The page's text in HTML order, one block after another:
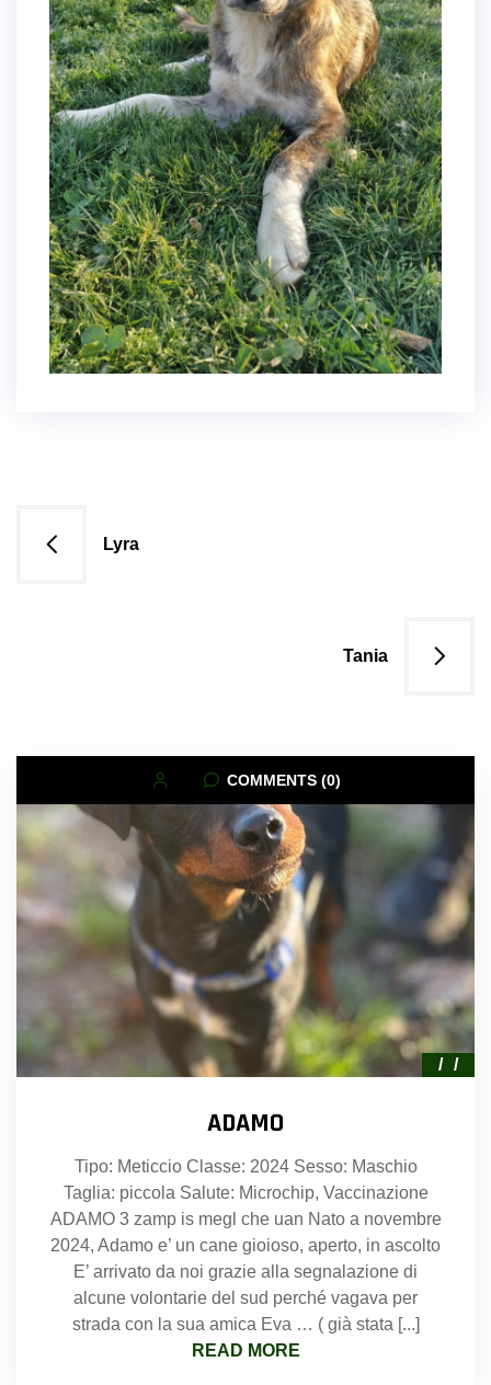
Navigazione
Lyra
Tania
COMMENTS (0)
ADAMO
Tipo: Meticcio Classe: 2024 Sesso: Maschio
Taglia: piccola Salute: Microchip, Vaccinazione
ADAMO 3 zamp is megl che uan Nato a novembre
2024, Adamo e’ un cane gioioso, aperto, in ascolto
E’ arrivato da noi grazie alla segnalazione di
alcune volontarie del sud perché vagava per
strada con la sua amica Eva … ( già stata [...]
READ MORE